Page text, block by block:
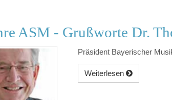
ASM - Grußworte Dr.
Präsident Bayerischer
Weiterlesen